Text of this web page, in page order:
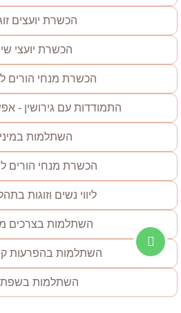
הכשרת יועצים
הכשרת יועצי
הכשרת מנחי הורים
התמודדות עם גירושין -
השתלמות
הכשרת מנחי הורים
ליווי נשים וזוגות
השתלמות בצרכים
השתלמות בהפרעות
השתלמות בשפת